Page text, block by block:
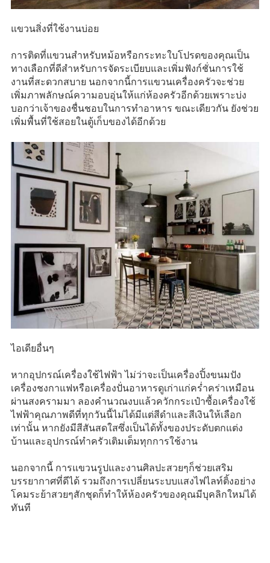
แขวนสิ่งที่ใช้งานบ่อย
การติดที่แขวนสำหรับหม้อหรือกระทะใบโปรดของคุณเป็น
ทางเลือกที่ดีสำหรับการจัดระเบียบและเพิ่มฟังก์ชั่นการใช้
งานที่สะดวกสบาย นอกจากนี้การแขวนเครื่องครัวจะช่วย
เพิ่มภาพลักษณ์ความอบอุ่นให้แก่ห้องครัวอีกด้วยเพราะบ่ง
บอกว่าเจ้าของชื่นชอบในการทำอาหาร ขณะเดียวกัน ยังช่วย
เพิ่มพื้นที่ใช้สอยในตู้เก็บของได้อีกด้วย
ไอเดียอื่นๆ
หากอุปกรณ์เครื่องใช้ไฟฟ้า ไม่ว่าจะเป็นเครื่องปิ้งขนมปัง
เครื่องชงกาแฟหรือเครื่องปั่นอาหารดูเก่าแก่คร่ำคร่าเหมือน
ผ่านสงครามมา ลองคำนวณงบแล้วควักกระเป๋าซื้อเครื่องใช้
ไฟฟ้าคุณภาพดีที่ทุกวันนี้ไม่ได้มีแต่สีดำและสีเงินให้เลือก
เท่านั้น หากยังมีสีสันสดใสซึ่งเป็นได้ทั้งของประดับตกแต่ง
บ้านและอุปกรณ์ทำครัวเติมเต็มทุกการใช้งาน
นอกจากนี้ การแขวนรูปและงานศิลปะสวยๆก็ช่วยเสริม
บรรยากาศที่ดีได้ รวมถึงการเปลี่ยนระบบแสงไฟไลท์ติ้งอย่าง
โคมระย้าสวยๆสักชุดก็ทำให้ห้องครัวของคุณมีบุคลิกใหม่ได้
ทันที